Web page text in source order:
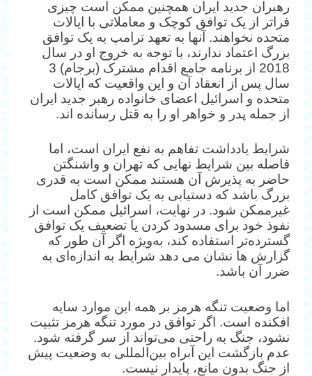
رهبران جدید ایران همچنین ممکن است چیزی
فراتر از یک توافق کوچک و معاملاتی با ایالات
متحده نخواهند. آنها به تعهد ترامپ به یک توافق
بزرگ اعتماد ندارند، با توجه به خروج او در سال
2018 از برنامه جامع اقدام مشترک (برجام) 3
سال پس از انعقاد آن و این واقعیت که ایالات
متحده و اسرائیل اعضای خانواده رهبر جدید ایران
از جمله پدر و خواهر او را به قتل رسانده اند.
شرایط یادداشت تفاهم به نفع ایران است، اما
فاصله بین شرایط نهایی که تهران و واشنگتن
حاضر به پذیرش آن هستند ممکن است به قدری
بزرگ باشد که دستیابی به یک توافق کامل
غیرممکن شود. در نهایت، اسرائیل ممکن است از
نفوذ خود برای مسدود کردن یا تضعیف یک توافق
گسترده‌تر استفاده کند، به‌ویژه اگر آن طور که
گزارش ها نشان می دهد شرایط به اندازه‌ای به
ضرر آن باشد.
اما وضعیت تنگه هرمز بر همه این موارد سایه
افکنده است. اگر توافق در مورد تنگه هرمز تثبیت
نشود، جنگ به راحتی می‌تواند از سر گرفته شود.
عدم بازگشت این آبراه بین‌المللی به وضعیت پیش
از جنگ بدون مانع، پایدار نیست.